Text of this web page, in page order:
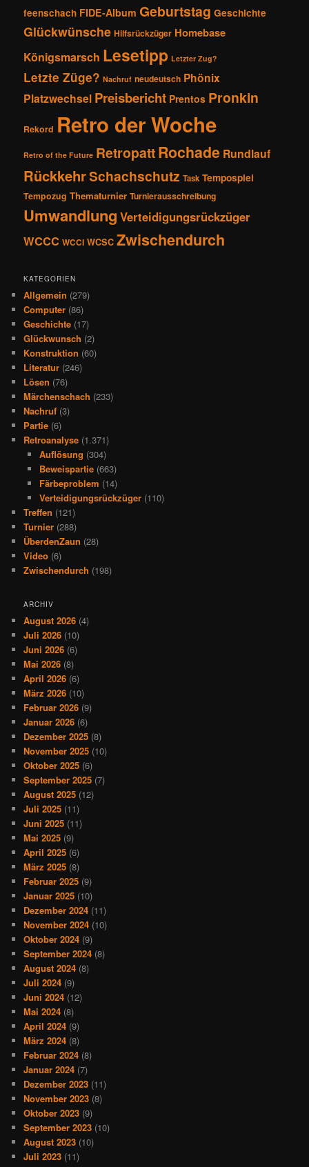
feenschach FIDE-Album Geburtstag Geschichte
Glückwünsche Hilfsrückzüger Homebase
Königsmarsch Lesetipp Letzter Zug?
Letzte Züge? Nachruf neudeutsch Phönix
Platzwechsel Preisbericht Prentos Pronkin
Rekord Retro der Woche
Retro of the Future RetropattRochade Rundlauf
RückkehrSchachschutz Task Tempospiel
Tempozug Thematurnier Turnierausschreibung
Umwandlung Verteidigungsrückzüger
WCCC WCCI WCSC Zwischendurch
KATEGORIEN
Allgemein (279)
Computer (86)
Geschichte (17)
Glückwunsch (2)
Konstruktion (60)
Literatur (246)
Lösen (76)
Märchenschach (233)
Nachruf (3)
Partie (6)
Retroanalyse (1.371)
Auflösung (304)
Beweispartie(663)
Färbeproblem (14)
Verteidigungsrückzüger(110)
Treffen (121)
Turnier (288)
ÜberdenZaun (28)
Video (6)
Zwischendurch (198)
ARCHIV
August 2026 (4)
Juli 2026 (10)
Juni 2026 (6)
Mai 2026 (8)
April 2026 (6)
März 2026 (10)
Februar 2026 (9)
Januar 2026 (6)
Dezember 2025 (8)
November 2025 (10)
Oktober 2025 (6)
September 2025 (7)
August 2025 (12)
Juli 2025 (11)
Juni 2025 (11)
Mai 2025 (9)
April 2025 (6)
März 2025 (8)
Februar 2025 (9)
Januar 2025 (10)
Dezember 2024 (11)
November 2024 (10)
Oktober 2024 (9)
September 2024 (8)
August 2024 (8)
Juli 2024 (9)
Juni 2024 (12)
Mai 2024 (8)
April 2024 (9)
März 2024 (8)
Februar 2024 (8)
Januar 2024 (7)
Dezember 2023 (11)
November 2023 (8)
Oktober 2023 (9)
September 2023 (10)
August 2023 (10)
Juli 2023 (11)